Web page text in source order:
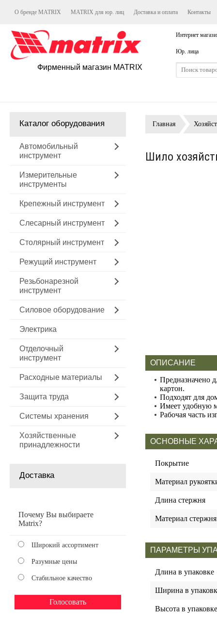
О бренде MATRIX MATRIX для юр. лиц Доставка и оплата Контакты
Фирменный магазин MATRIX
Интернет
Юр. лица
Каталог оборудования
Автомобильный
инструмент
Измерительные
инструменты
Крепежный инструмент
Слесарный инструмент
Столярный инструмент
Режущий инструмент
Резьбонарезной
инструмент
Силовое оборудование
Электрика
Отделочный
инструмент
Расходные материалы
Защита труда
Системы хранения
Хозяйственные
принадлежности
Доставка
Почему Вы выбираете
Matrix?
Широкий ассортимент
Разумные цены
Стабильное качество
Главная
Шило
ОПИСАНИЕ
Предназначено
картон.
Подходят для
Имеет удобную
Рабочая часть
ОСНОВНЫЕ
Покрытие
Материал
Длина стержня
Материал стержня
ПАРАМЕТРЫ
Длина в упаковке
Ширина в
Высота в упаковке